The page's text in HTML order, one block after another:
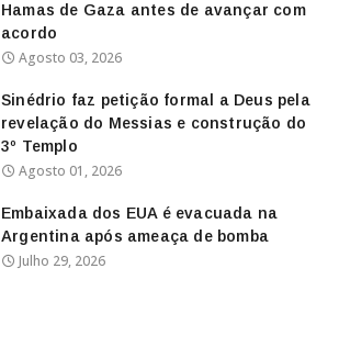
Hamas de Gaza antes de avançar com
acordo
Agosto 03, 2026
Sinédrio faz petição formal a Deus pela
revelação do Messias e construção do
3º Templo
Agosto 01, 2026
Embaixada dos EUA é evacuada na
Argentina após ameaça de bomba
Julho 29, 2026